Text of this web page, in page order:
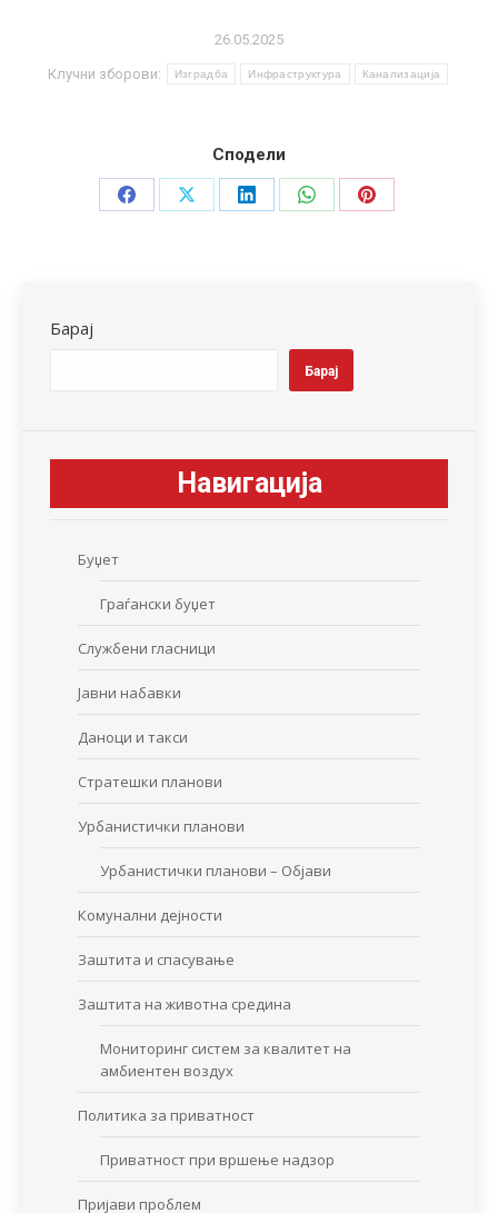
26.05.2025
Клучни зборови: Изградба Инфраструктура Канализација
Сподели
Share
Share
Share
Share
Share
Барај
Барај
Навигација
Буџет
Граѓански буџет
Службени гласници
Јавни набавки
Даноци и такси
Стратешки планови
Урбанистички планови
Урбанистички планови – Објави
Комунални дејности
Заштита и спасување
Заштита на животна средина
Мониторинг систем за квалитет на
амбиентен воздух
Политика за приватност
Приватност при вршење надзор
Пријави проблем